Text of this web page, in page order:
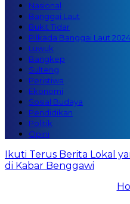
Nasional
Banggai Laut
Bukit Tidar
Pilkada Banggai Laut 2024
Luwuk
Bangkep
Sulteng
Peristiwa
Ekonomi
Sosial Budaya
Pendidikan
Politik
Opini
Ikuti Terus Berita Lokal
di Kabar Benggawi